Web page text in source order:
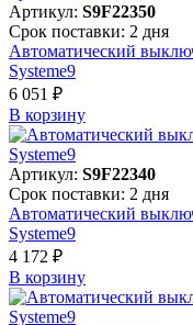
Артикул: S9F22350
Срок поставки: 2 дня
Автоматический
Systeme9
6 051 ₽
В корзинy
Артикул: S9F22340
Срок поставки: 2 дня
Автоматический
Systeme9
4 172 ₽
В корзинy